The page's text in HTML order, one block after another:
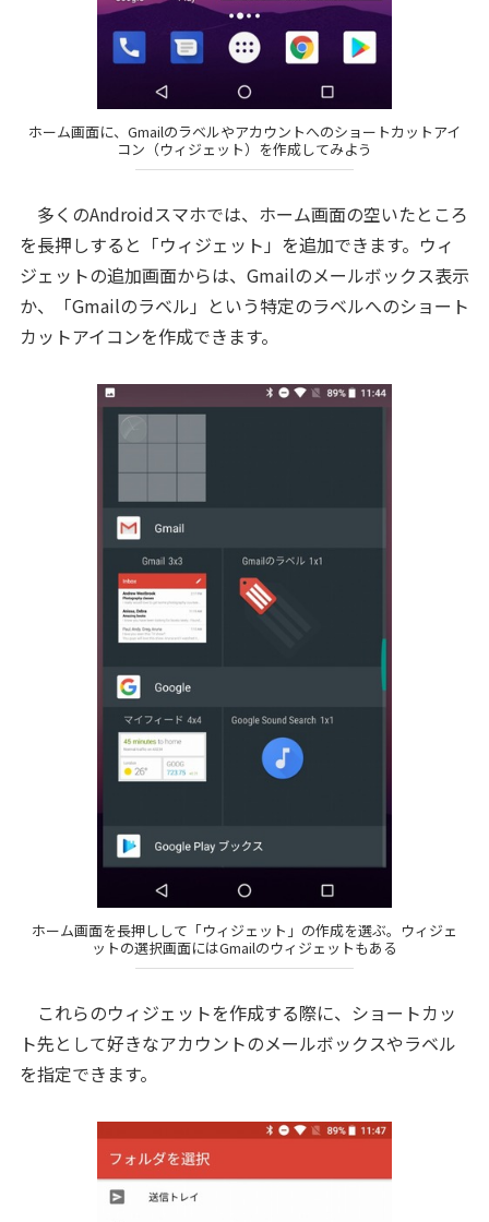
ホーム画面に、Gmailのラベルやアカウントへのショートカットアイ
コン（ウィジェット）を作成してみよう
多くのAndroidスマホでは、ホーム画面の空いたところ
を長押しすると「ウィジェット」を追加できます。ウィ
ジェットの追加画面からは、Gmailのメールボックス表示
か、「Gmailのラベル」という特定のラベルへのショート
カットアイコンを作成できます。
ホーム画面を長押しして「ウィジェット」の作成を選ぶ。ウィジェ
ットの選択画面にはGmailのウィジェットもある
これらのウィジェットを作成する際に、ショートカッ
ト先として好きなアカウントのメールボックスやラベル
を指定できます。